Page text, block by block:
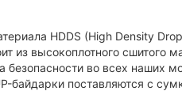
HDDS (High Density
из высокоплотного сшитого
во всех наших
байдарки поставляются с